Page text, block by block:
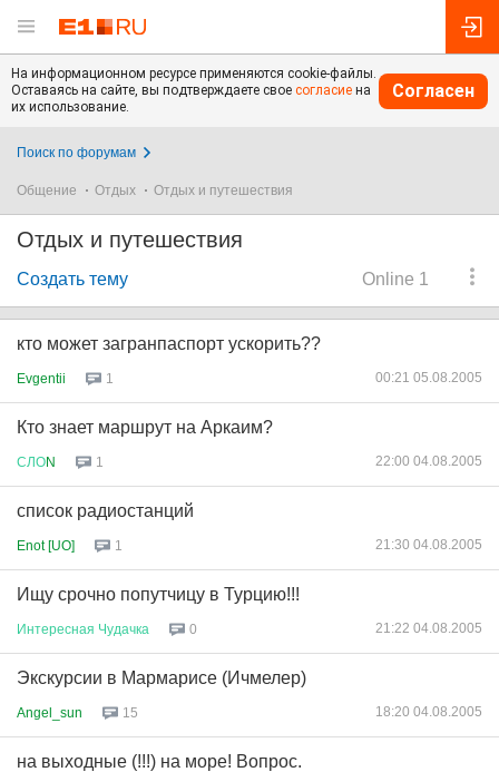
На информационном ресурсе применяются cookie-файлы.
Оставаясь на сайте, вы подтверждаете свое согласие на
их использование.
Согласен
Поиск по форумам
Общение Отдых Отдых и путешествия
Отдых и путешествия
Online 1
Создать тему
кто может загранпаспорт ускорить??
Evgentii 1 00:21 05.08.2005
Кто знает маршрут на Аркаим?
СЛОN 1 22:00 04.08.2005
список радиостанций
Enot [UO] 1 21:30 04.08.2005
Ищу срочно попутчицу в Турцию!!!
Интересная Чудачка 0 21:22 04.08.2005
Экскурсии в Мармарисе (Ичмелер)
Angel_sun 15 18:20 04.08.2005
на выходные (!!!) на море! Вопрос.